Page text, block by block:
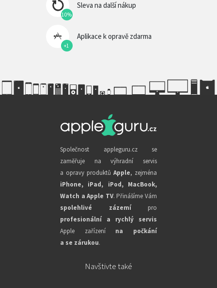
10%
Sleva na další nákup
+1
Aplikace k opravě zdarma
Společnost appleguru.cz se
zaměřuje na výhradní servis
a opravy produktů Apple, zejména
iPhone, iPad, iPod, MacBook,
Watch a Apple TV. Přinášíme Vám
spolehlivé zázemípro
profesionální a rychlý servis
Apple zařízení na počkání
a se zárukou.
Navštivte také